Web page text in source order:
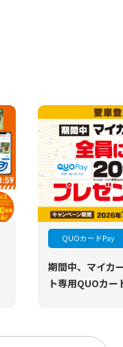
QUOカードPay
期間中、マイカ
ト専用QUOカ